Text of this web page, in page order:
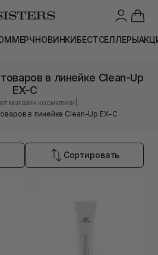
МЕРЧНОВИНКИБЕСТСЕЛЛЕРЫ
в линейке Clean-Up
EX-C
магазин косметики
в линейке Clean-Up EX-C
Сортировать